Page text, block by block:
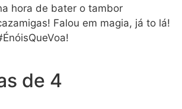
hora de bater o tambor
Falou em magia, já to lá!
de 4